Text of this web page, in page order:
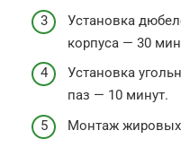
Установка
корпуса — 30
Установка
паз — 10 минут.
Монтаж жировых